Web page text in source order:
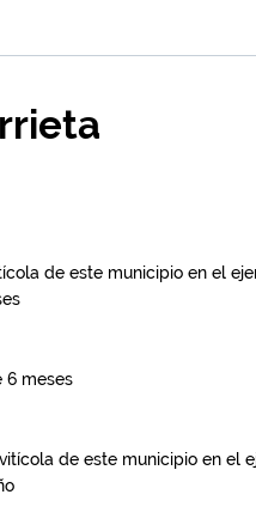
de este municipio en el
6 meses
de este municipio en el